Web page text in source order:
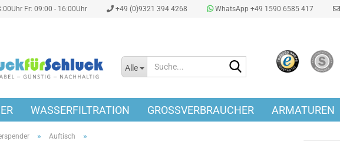
Fr: 09:00 - 16:00Uhr +49 (0)9321 394 4268 WhatsApp +49 1590 6585 417
Alle
WASSERFILTRATION GROSSVERBRAUCHER ARMATUREN
» Auftisch »